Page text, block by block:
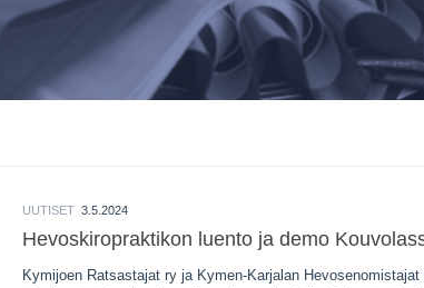
UUTISET 3.5.2024
Hevoskiropraktikon luento ja demo
Kymijoen Ratsastajat ry ja Kymen-Karjalan